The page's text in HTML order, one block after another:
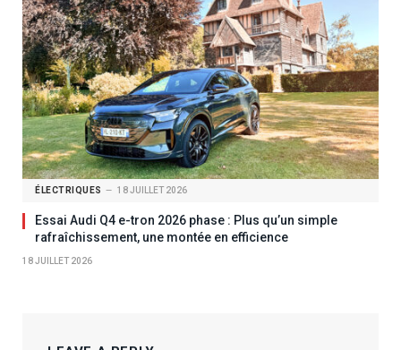
ÉLECTRIQUES 18 JUILLET 2026
Essai Audi Q4 e-tron 2026 phase : Plus qu’un simple
rafraîchissement, une montée en efficience
18 JUILLET 2026